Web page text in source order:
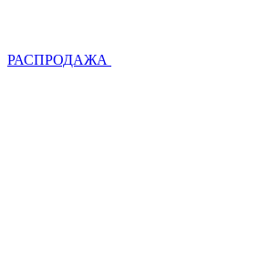
РАСПРОДАЖА